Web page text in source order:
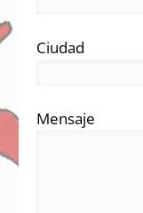
Ciudad
Mensaje